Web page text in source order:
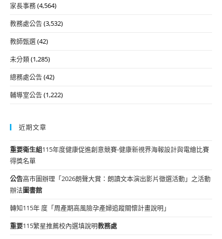
家長事務(4,564)
教務處公告(3,532)
教師甄選(42)
未分類(1,285)
總務處公告(42)
輔導室公告(1,222)
近期文章
重要衛生組115年度健康促進創意競賽-健康新視界海報設計與電繪比賽
得獎名單
公告高市圖辦理「2026朗聲大賞：朗讀文本演出影片徵選活動」之活動
辦法圖書館
轉知115年 度「周產期高風險孕產婦追蹤關懷計畫說明」
重要115繁星推薦校內選填說明教務處